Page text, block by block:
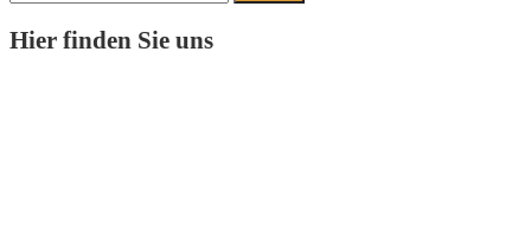
Hier finden Sie uns